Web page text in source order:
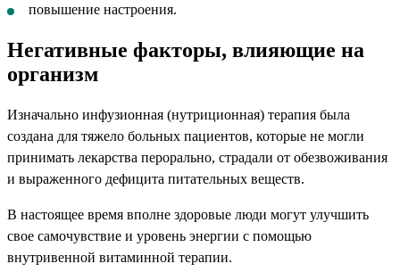
повышение настроения.
Негативные факторы, влияющие на
организм
Изначально инфузионная (нутриционная) терапия была
создана для тяжело больных пациентов, которые не могли
принимать лекарства перорально, страдали от обезвоживания
и выраженного дефицита питательных веществ.
В настоящее время вполне здоровые люди могут улучшить
свое самочувствие и уровень энергии с помощью
внутривенной витаминной терапии.